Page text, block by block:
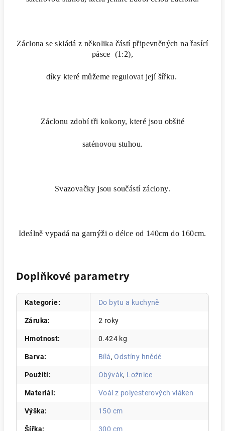
Záclona se skládá z několika částí připevněných na řasící
pásce (1:2),
díky které můžeme regulovat její šířku.
Záclonu zdobí tři kokony, které jsou obšité
saténovou stuhou.
Svazovačky jsou součástí záclony.
Ideálně vypadá na garnýži o délce od 140cm do 160cm.
Doplňkové parametry
Kategorie: Do bytu a kuchyně
Záruka: 2 roky
Hmotnost: 0.424 kg
Barva: Bílá,Odstíny hnědé
Použití: Obývák, Ložnice
Materiál : Voál z polyesterových vláken
Výška: 150 cm
Šířka: 300 cm